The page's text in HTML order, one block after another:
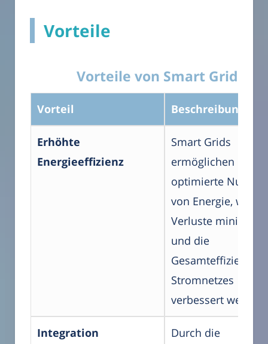
Vorteile
Vorteile von Smart Grids
Vorteil Beschreibung
Erhöhte
Energieeffizienz
Smart Grids
ermöglichen eine
optimierte
von Energie,
Verluste minimiert
und die
Gesamteffizienz
Stromnetzes
verbessert werden.
Integration
Durch die